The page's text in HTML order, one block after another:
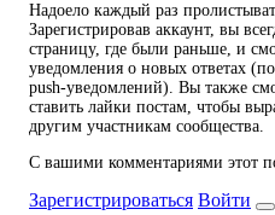
Надоело каждый раз
Зарегистрировав аккаунт, вы
страницу, где были раньше, и
уведомления о новых ответах
push-уведомлений). Вы также
ставить лайки постам, чтобы
другим участникам сообщества.
С вашими комментариями этот
Зарегистрироваться Войти